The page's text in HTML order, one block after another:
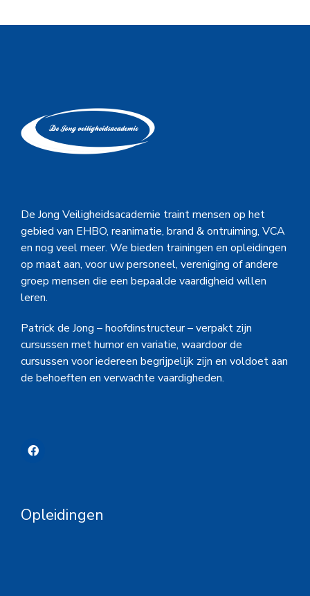
De Jong Veiligheidsacademie traint mensen op het
gebied van EHBO, reanimatie, brand & ontruiming, VCA
en nog veel meer. We bieden trainingen en opleidingen
op maat aan, voor uw personeel, vereniging of andere
groep mensen die een bepaalde vaardigheid willen
leren.
Patrick de Jong – hoofdinstructeur – verpakt zijn
cursussen met humor en variatie, waardoor de
cursussen voor iedereen begrijpelijk zijn en voldoet aan
de behoeften en verwachte vaardigheden.
Opleidingen